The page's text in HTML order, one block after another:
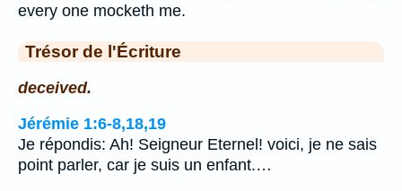
every one mocketh me.
Trésor de l'Écriture
deceived.
Jérémie 1:6-8,18,19
Je répondis: Ah! Seigneur Eternel! voici, je ne sais
point parler, car je suis un enfant.…